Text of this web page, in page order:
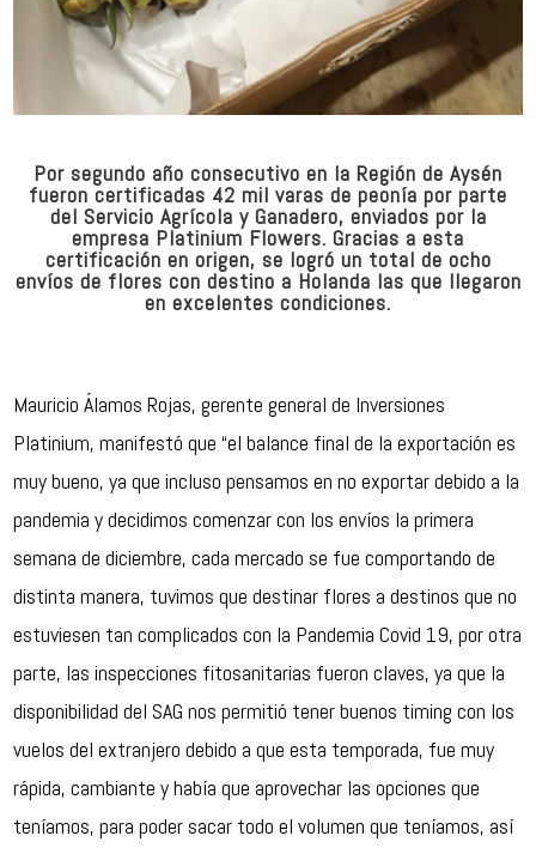
Por segundo año consecutivo en la Región de Aysén
fueron certificadas 42 mil varas de peonía por parte
del Servicio Agrícola y Ganadero, enviados por la
empresa Platinium Flowers. Gracias a esta
certificación en origen, se logró un total de ocho
envíos de flores con destino a Holanda las que llegaron
en excelentes condiciones.
Mauricio Álamos Rojas, gerente general de Inversiones
Platinium, manifestó que “el balance final de la exportación es
muy bueno, ya que incluso pensamos en no exportar debido a la
pandemia y decidimos comenzar con los envíos la primera
semana de diciembre, cada mercado se fue comportando de
distinta manera, tuvimos que destinar flores a destinos que no
estuviesen tan complicados con la Pandemia Covid 19, por otra
parte, las inspecciones fitosanitarias fueron claves, ya que la
disponibilidad del SAG nos permitió tener buenos timing con los
vuelos del extranjero debido a que esta temporada, fue muy
rápida, cambiante y había que aprovechar las opciones que
teníamos, para poder sacar todo el volumen que teníamos, así